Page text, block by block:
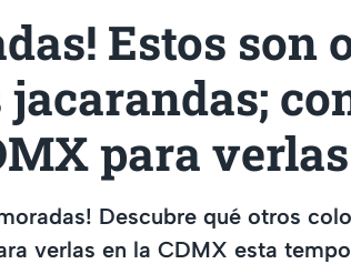
Estos son
para verlas
Descubre qué otros
verlas en la CDMX esta